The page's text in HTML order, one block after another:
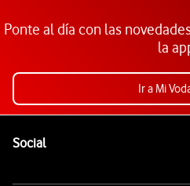
Ponte al día con las
la
Ir a Mi
SocialEnlaces a las redes